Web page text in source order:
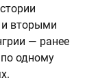
и вторыми
— ранее
одному